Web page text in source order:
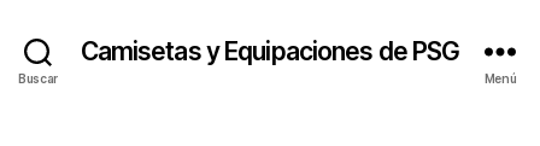
Buscar
Camisetas y Equipaciones de PSG
Menú